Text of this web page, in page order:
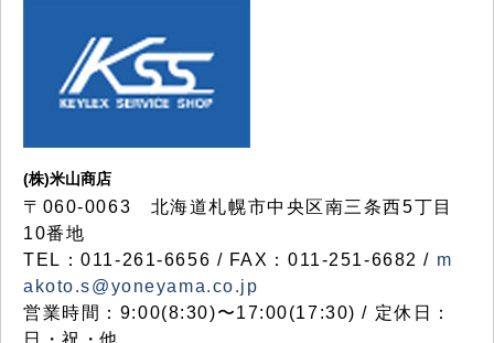
(株)米山商店
〒060-0063 北海道札幌市中央区南三条西5丁目
10番地
TEL：011-261-6656 / FAX：011-251-6682 / m
akoto.s@yoneyama.co.jp
営業時間：9:00(8:30)〜17:00(17:30) / 定休日：
日・祝・他